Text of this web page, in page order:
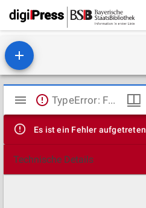
Mirador
Viewer
TypeError: Failed to fetch
Es ist ein Fehler aufgetreten
Technische Details